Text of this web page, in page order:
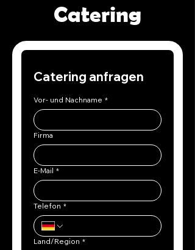
Catering
Catering anfragen
Vor- und Nachname *
Firma
E-Mail *
Telefon *
Mehrzeilige Adresse
Land/Region *